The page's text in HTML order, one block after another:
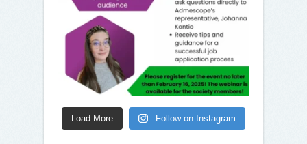
Load More Follow on Instagram